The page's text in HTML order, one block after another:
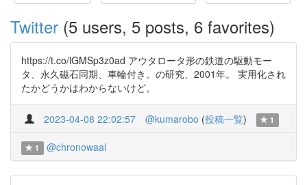
Twitter (5 users, 5 posts, 6 favorites)
https://t.co/lGMSp3z0ad アウタロータ形の鉄道の駆動モー
タ、永久磁石同期、車輪付き。の研究、2001年。 実用化され
たかどうかはわからないけど。
2023-04-08 22:02:57 @kumarobo (投稿一覧) 1
1 @chronowaal